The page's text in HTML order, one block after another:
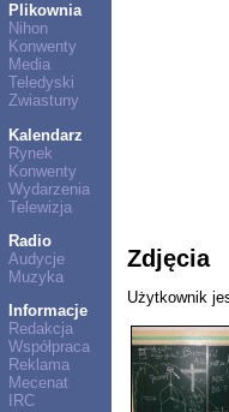
Plikownia
Nihon
Konwenty
Media
Teledyski
Zwiastuny
Kalendarz
Rynek
Konwenty
Wydarzenia
Telewizja
Radio
Audycje
Muzyka
Informacje
Redakcja
Współpraca
Reklama
Mecenat
IRC
Zdjęcia
Użytkownik